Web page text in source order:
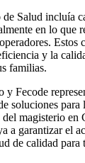
Salud incluía
en lo que
Estos
y la
familias.
y Fecode
soluciones para
magisterio en
a garantizar el
de calidad para